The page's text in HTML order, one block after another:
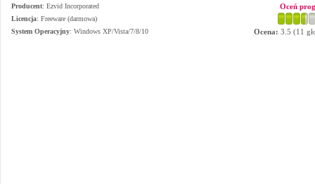
Producent: Ezvid Incorporated
Licencja: Freeware (darmowa)
System Operacyjny: Windows XP/Vista/7/8/10
Oceń
Ocena: 3.5 (11